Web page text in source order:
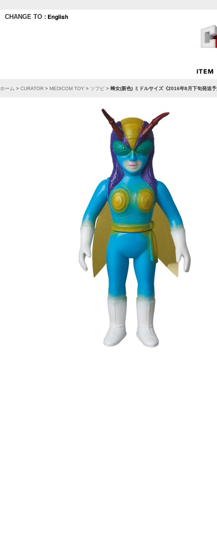
CHANGE TO :
ホーム > CURATOR > MEDICOM TOY > ソフビ > 蜂女(新色) ミドルサイズ《2016年8月下旬発送